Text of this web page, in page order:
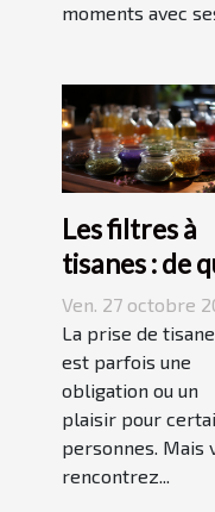
moments avec
Les filtres à
tisanes : de
s’agit-il ?
Ven. 27 octobre
La prise de
est parfois une
obligation ou un
plaisir pour
personnes. Mais
rencontrez...